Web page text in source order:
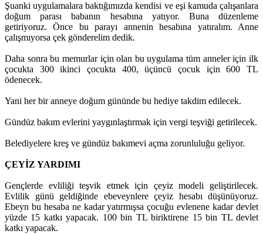
Şuanki uygulamalara baktığımızda kendisi ve eşi kamuda çalışanlara
doğum parası babanın hesabına yatıyor. Buna düzenleme
getiriyoruz. Önce bu parayı annenin hesabına yatıralım. Anne
çalışmıyorsa çek gönderelim dedik.
Daha sonra bu memurlar için olan bu uygulama tüm anneler için ilk
çocukta 300 ikinci çocukta 400, üçüncü çocuk için 600 TL
ödenecek.
Yani her bir anneye doğum gününde bu hediye takdim edilecek.
Gündüz bakım evlerini yaygınlaştırmak için vergi teşviği getirilecek.
Belediyelere kreş ve gündüz bakımevi açma zorunluluğu geliyor.
ÇEYİZ YARDIMI
Gençlerde evliliği teşvik etmek için çeyiz modeli geliştirilecek.
Evlilik günü geldiğinde ebeveynlere çeyiz hesabı düşünüyoruz.
Ebeyn bu hesaba ne kadar yatırmışsa çocuğu evlenene kadar devlet
yüzde 15 katkı yapacak. 100 bin TL biriktirene 15 bin TL devlet
katkı yapacak.